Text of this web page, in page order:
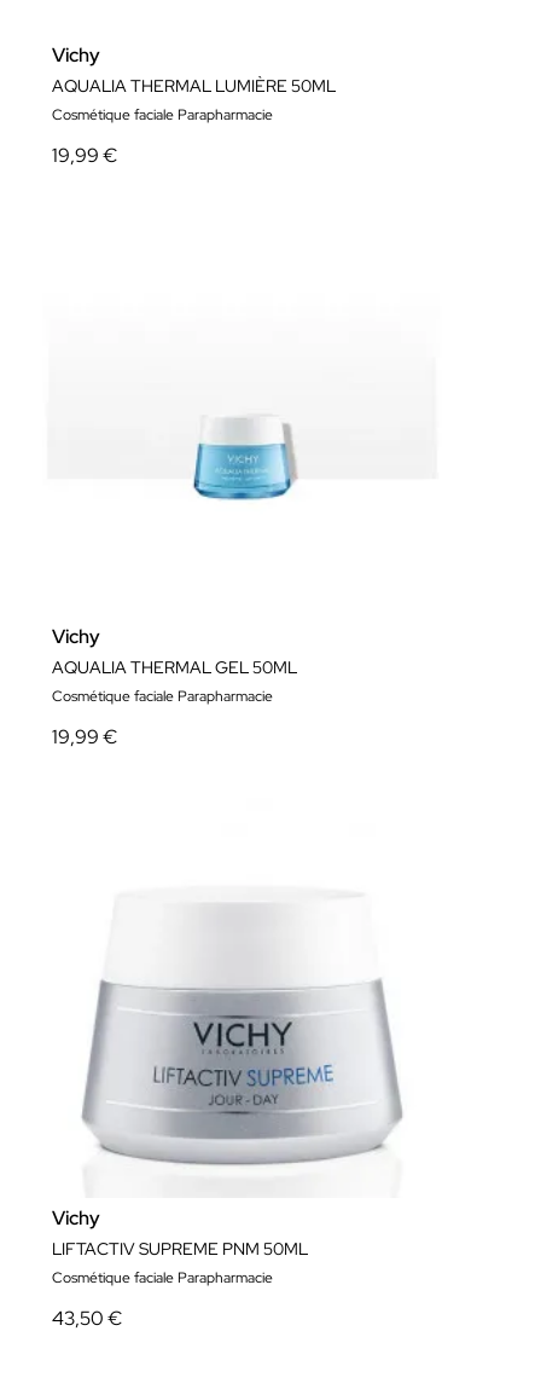
Vichy
AQUALIA THERMAL LUMIÈRE 50ML
Cosmétique faciale Parapharmacie
19,99 €
Vichy
AQUALIA THERMAL GEL 50ML
Cosmétique faciale Parapharmacie
19,99 €
Vichy
LIFTACTIV SUPREME PNM 50ML
Cosmétique faciale Parapharmacie
43,50 €